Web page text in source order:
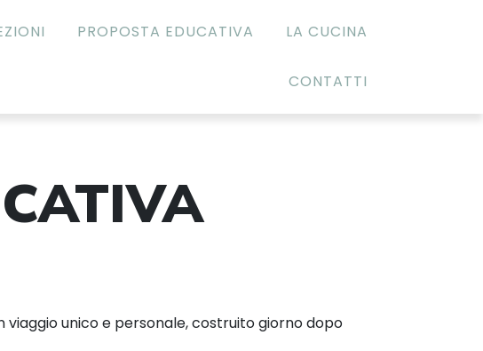
PROPOSTA EDUCATIVA LA CUCINA
CONTATTI
unico e personale, costruito giorno dopo